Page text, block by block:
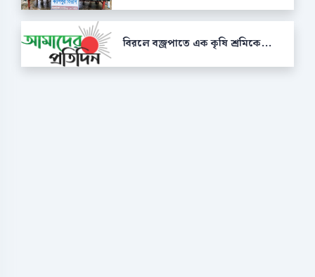
বিরলে বজ্রপাতে এক কৃষি শ্রমিকে...